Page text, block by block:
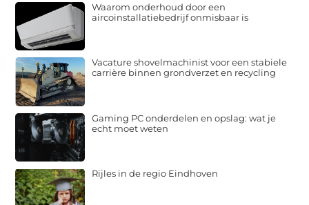
Waarom onderhoud door een
aircoinstallatiebedrijf onmisbaar is
Vacature shovelmachinist voor een stabiele
carrière binnen grondverzet en recycling
Gaming PC onderdelen en opslag: wat je
echt moet weten
Rijles in de regio Eindhoven